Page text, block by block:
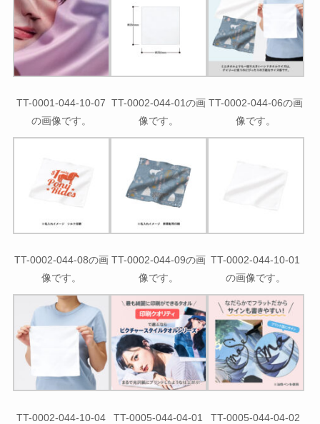
TT-0001-044-10-07
の画像です。
TT-0002-044-01の画
像です。
TT-0002-044-06の画
像です。
TT-0002-044-08の画
像です。
TT-0002-044-09の画
像です。
TT-0002-044-10-01
の画像です。
TT-0002-044-10-04
TT-0005-044-04-01
TT-0005-044-04-02